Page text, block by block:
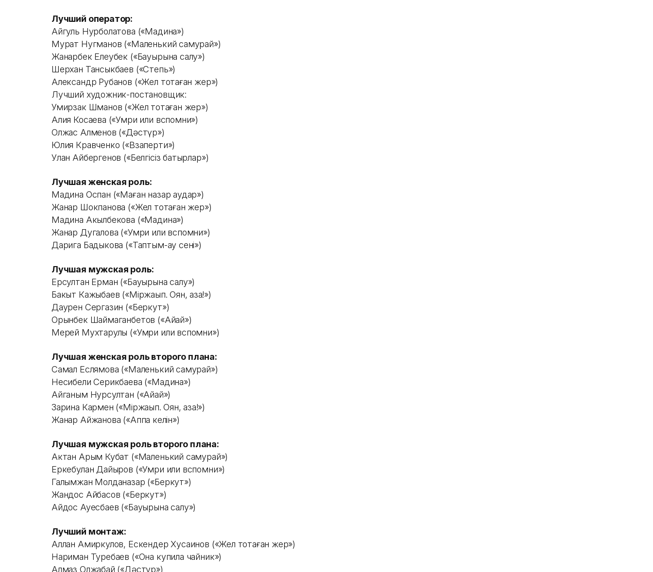
Лучший оператор:
Айгуль Нурболатова («Мадина»)
Мурат Нугманов («Маленький самурай»)
Жанарбек Елеубек («Бауырына салу»)
Шерхан Тансыкбаев («Степь»)
Александр Рубанов («Жел тоқтаған жер»)
Лучший художник-постановщик:
Умирзак Шманов («Жел тоқтаған жер»)
Алия Косаева («Умри или вспомни»)
Олжас Алменов («Дәстүр»)
Юлия Кравченко («Взаперти»)
Улан Айбергенов («Белгісіз батырлар»)
Лучшая женская роль:
Мадина Оспан («Маған назар аудар»)
Жанар Шокпанова («Жел тоқтаған жер»)
Мадина Акылбекова («Мадина»)
Жанар Дугалова («Умри или вспомни»)
Дарига Бадыкова («Таптым-ау сенi»)
Лучшая мужская роль:
Ерсултан Ерман («Бауырына салу»)
Бакыт Кажыбаев («Мiржақып. Оян, қазақ!»)
Даурен Сергазин («Беркут»)
Орынбек Шаймаганбетов («Айқай»)
Мерей Мухтарулы («Умри или вспомни»)
Лучшая женская роль второго плана:
Самал Еслямова («Маленький самурай»)
Несибели Серикбаева («Мадина»)
Айганым Нурсултан («Айқай»)
Зарина Кармен («Мiржақып. Оян, қазақ!»)
Жанар Айжанова («Аппақ келiн»)
Лучшая мужская роль второго плана:
Актан Арым Кубат («Маленький самурай»)
Еркебулан Дайыров («Умри или вспомни»)
Галымжан Молданазар («Беркут»)
Жандос Айбасов («Беркут»)
Айдос Ауесбаев («Бауырына салу»)
Лучший монтаж:
Аллан Амиркулов, Ескендер Хусаинов («Жел тоқтаған жер»)
Нариман Туребаев («Она купила чайник»)
Алмаз Олжабай («Дәстур»)